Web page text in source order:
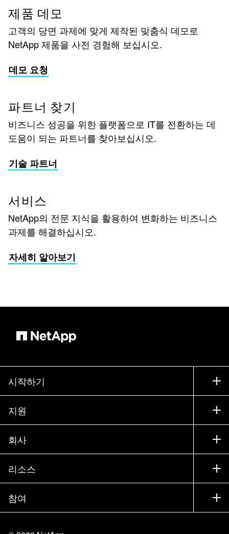
제품 데모
고객의 당면 과제에 맞게 제작된 맞춤식 데모로
NetApp 제품을 사전 경험해 보십시오.
데모 요청
파트너 찾기
비즈니스 성공을 위한 플랫폼으로 IT를 전환하는 데
도움이 되는 파트너를 찾아보십시오.
기술 파트너
서비스
NetApp의 전문 지식을 활용하여 변화하는 비즈니스
과제를 해결하십시오.
자세히 알아보기
시작하기
구입 방법
세일즈 팀 연락처
파트너 찾기
제품 시험 구동
경영진 브리핑
제품 소개
지원
지원
교육
설명서
기술 자료
커뮤니티
알아보기
회사
회사
파트너
채용
리소스
뉴스룸
이벤트
블로그
참여